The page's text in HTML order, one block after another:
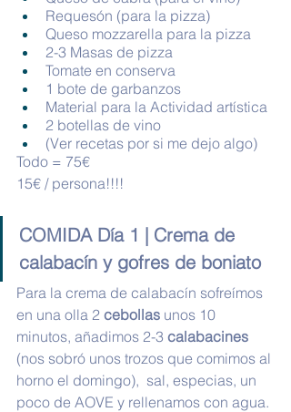
Requesón (para la pizza)
Queso mozzarella para la pizza
2-3 Masas de pizza
Tomate en conserva
1 bote de garbanzos
Material para la Actividad artística
2 botellas de vino
(Ver recetas por si me dejo algo)
Todo = 75€
15€ / persona!!!!
COMIDA Día 1 | Crema de
calabacín y gofres de boniato
Para la crema de calabacín sofreímos
en una olla 2 cebollas unos 10
minutos, añadimos 2-3 calabacines
(nos sobró unos trozos que comimos al
horno el domingo),  sal, especias, un
poco de AOVE y rellenamos con agua.